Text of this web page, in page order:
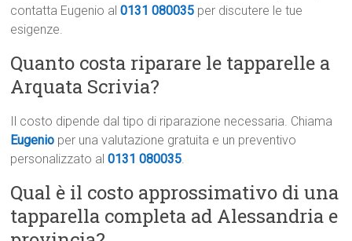
contatta Eugenio al0131 080035 per discutere le tue
esigenze.
Quanto costa riparare le tapparelle a
Arquata Scrivia?
Il costo dipende dal tipo di riparazione necessaria. Chiama
Eugenio per una valutazione gratuita e un preventivo
personalizzato al0131 080035.
Qual è il costo approssimativo di una
tapparella completa ad Alessandria e